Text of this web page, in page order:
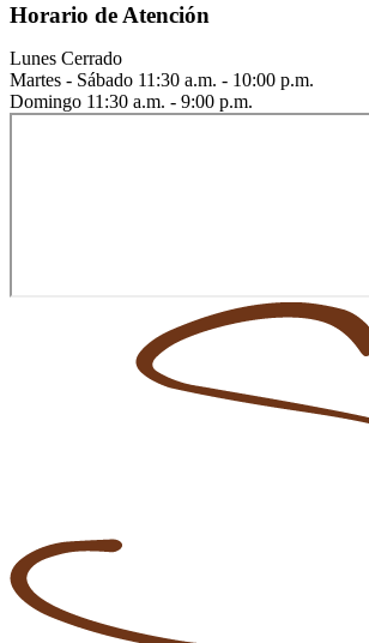
Horario de Atención
Lunes Cerrado
Martes - Sábado 11:30 a.m. - 10:00 p.m.
Domingo 11:30 a.m. - 9:00 p.m.